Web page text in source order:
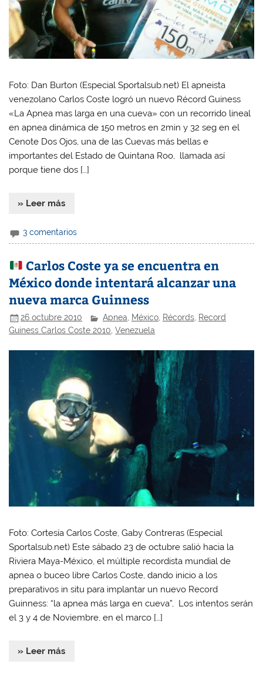
Foto: Dan Burton (Especial Sportalsub.net) El apneista
venezolano Carlos Coste logró un nuevo Récord Guiness
«La Apnea mas larga en una cueva» con un recorrido lineal
en apnea dinámica de 150 metros en 2min y 32 seg en el
Cenote Dos Ojos, una de las Cuevas más bellas e
importantes del Estado de Quintana Roo, llamada así
porque tiene dos […]
» Leer más
3 comentarios
Carlos Coste ya se encuentra en
México donde intentará alcanzar una
nueva marca Guinness
26 octubre 2010 Apnea, México, Récords, Record
Guiness Carlos Coste 2010 ,Venezuela
Foto: Cortesía Carlos Coste, Gaby Contreras (Especial
Sportalsub.net) Este sábado 23 de octubre salió hacia la
Riviera Maya-México, el múltiple recordista mundial de
apnea o buceo libre Carlos Coste, dando inicio a los
preparativos in situ para implantar un nuevo Record
Guinness: “la apnea más larga en cueva”, Los intentos serán
el 3 y 4 de Noviembre, en el marco […]
» Leer más